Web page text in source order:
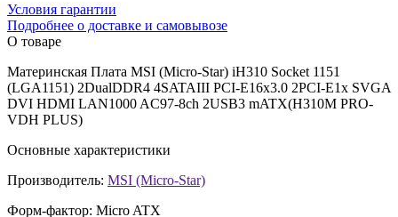
Условия гарантии
Подробнее о доставке и самовывозе
О товаре
Материнская Плата MSI (Micro-Star) iH310 Socket 1151
(LGA1151) 2DualDDR4 4SATAIII PCI-E16x3.0 2PCI-E1x SVGA
DVI HDMI LAN1000 AC97-8ch 2USB3 mATX(H310M PRO-
VDH PLUS)
Основные характеристики
Производитель: MSI (Micro-Star)
Форм-фактор: Micro ATX